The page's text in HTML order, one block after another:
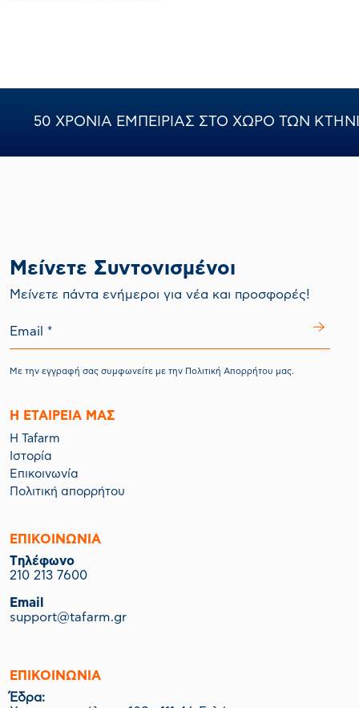
50 ΧΡΟΝΙΑ ΕΜΠΕΙΡΙΑΣ ΣΤΟ ΧΩΡΟ ΤΩΝ
Μείνετε Συντονισμένοι
Mείνετε πάντα ενήμεροι για νέα και προσφορές!
Με την εγγραφή σας συμφωνείτε με την Πολιτική Απορρήτου μας.
Η ΕΤΑΙΡΕΙΑ ΜΑΣ
Η Tafarm
Ιστορία
Επικοινωνία
Πολιτική απορρήτου
ΕΠΙΚΟΙΝΩΝΙΑ
Tηλέφωνο
210 213 7600
Email
support@tafarm.gr
ΕΠΙΚΟΙΝΩΝΊΑ
Έδρα: